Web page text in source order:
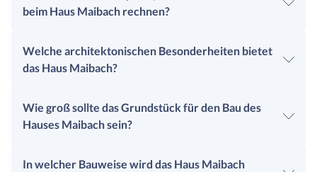
beim Haus Maibach rechnen?
Welche architektonischen Besonderheiten bietet
das Haus Maibach?
Wie groß sollte das Grundstück für den Bau des
Hauses Maibach sein?
In welcher Bauweise wird das Haus Maibach